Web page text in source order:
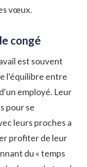
vœux.
congé
est souvent
l'équilibre entre
d'un employé. Leur
pour se
leurs proches a
profiter de leur
du « temps